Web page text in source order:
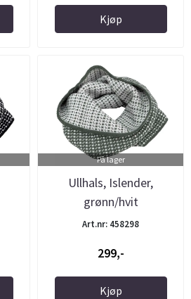
Kjøp
På lager
Ullhals, Islender,
grønn/hvit
Art.nr: 458298
299,-
Kjøp